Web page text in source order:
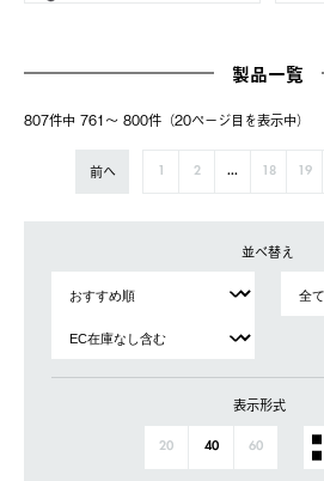
製品一覧
807件中 761〜 800件（20ページ⽬を表⽰中）
前へ 2 ... 18 19
並べ替え
表示形式
20 40 60